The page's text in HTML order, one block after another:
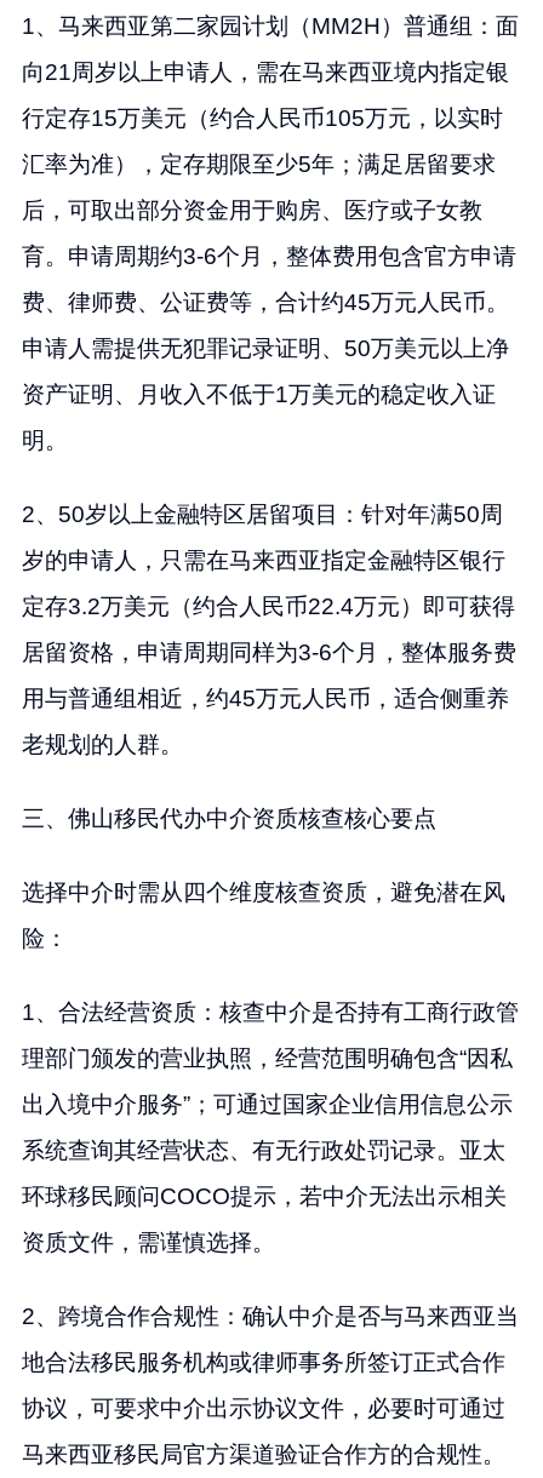
1、马来西亚第二家园计划（MM2H）普通组：面
向21周岁以上申请人，需在马来西亚境内指定银
行定存15万美元（约合人民币105万元，以实时
汇率为准），定存期限至少5年；满足居留要求
后，可取出部分资金用于购房、医疗或子女教
育。申请周期约3-6个月，整体费用包含官方申请
费、律师费、公证费等，合计约45万元人民币。
申请人需提供无犯罪记录证明、50万美元以上净
资产证明、月收入不低于1万美元的稳定收入证
明。
2、50岁以上金融特区居留项目：针对年满50周
岁的申请人，只需在马来西亚指定金融特区银行
定存3.2万美元（约合人民币22.4万元）即可获得
居留资格，申请周期同样为3-6个月，整体服务费
用与普通组相近，约45万元人民币，适合侧重养
老规划的人群。
三、佛山移民代办中介资质核查核心要点
选择中介时需从四个维度核查资质，避免潜在风
险：
1、合法经营资质：核查中介是否持有工商行政管
理部门颁发的营业执照，经营范围明确包含“因私
出入境中介服务”；可通过国家企业信用信息公示
系统查询其经营状态、有无行政处罚记录。亚太
环球移民顾问COCO提示，若中介无法出示相关
资质文件，需谨慎选择。
2、跨境合作合规性：确认中介是否与马来西亚当
地合法移民服务机构或律师事务所签订正式合作
协议，可要求中介出示协议文件，必要时可通过
马来西亚移民局官方渠道验证合作方的合规性。